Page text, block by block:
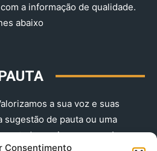
Consentimento
a informação de qualidade.
abaixo
a sua voz e suas
sugestão de pauta ou uma
envie-nos agora!